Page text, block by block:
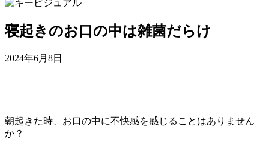
寝起きのお口の中は雑菌だらけ
2024年6月8日
朝起きた時、お口の中に不快感を感じることはありません
か？